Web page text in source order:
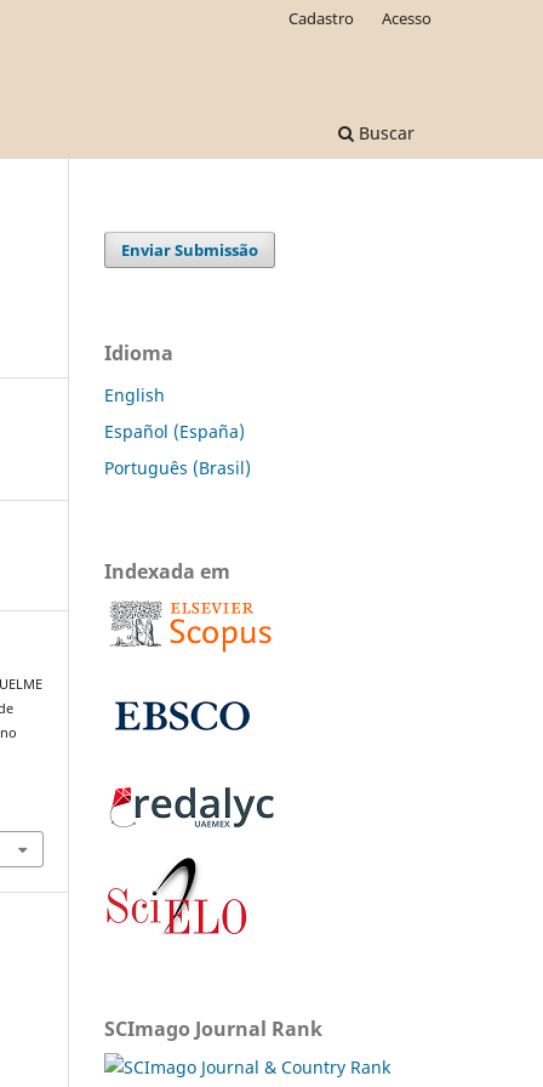
Buscar
Cadastro Acesso
Enviar Submissão
Idioma
English
Español (España)
Português (Brasil)
Indexada em
SCImago Journal Rank